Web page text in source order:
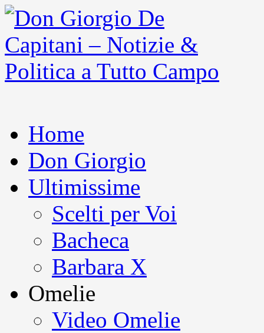
Home
Don Giorgio
Ultimissime
Scelti per Voi
Bacheca
Barbara X
Omelie
Video Omelie